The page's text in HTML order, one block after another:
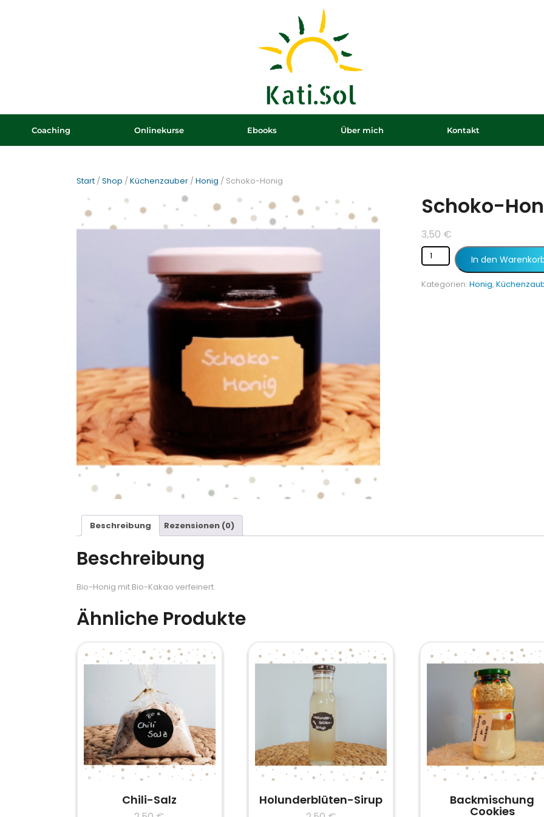
Coaching Onlinekurse Ebooks Über mich Kontakt
Start /Shop /Küchenzauber /Honig / Schoko-Honig
Schoko-
3,50 €
In den
Kategorien: Honig,
Beschreibung Rezensionen (0)
Beschreibung
Bio-Honig mit Bio-Kakao verfeinert.
Ähnliche Produkte
Chili-Salz Holunderblüten-Sirup Backmischung
Cookies